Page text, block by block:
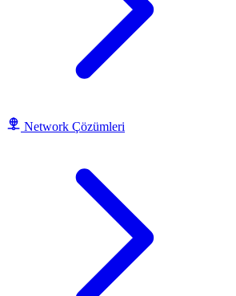
Network Çözümleri